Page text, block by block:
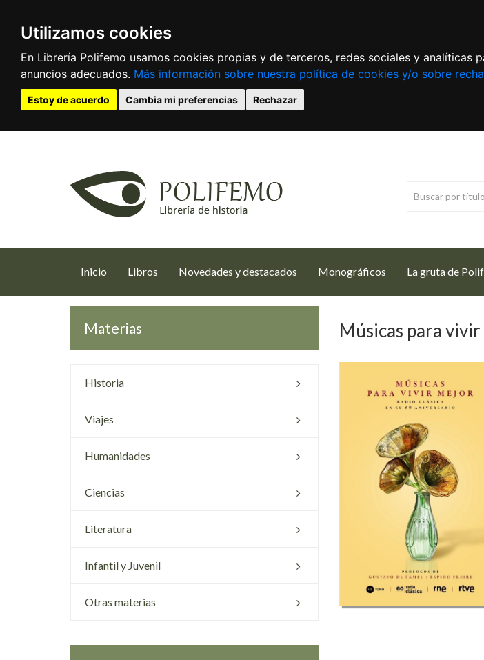
Utilizamos cookies
En Librería Polifemo usamos cookies propias y de terceros, redes sociales y
anuncios adecuados. Más información sobre nuestra política de cookies y/o sobre
Estoy de acuerdo Cambia mi preferencias Rechazar
Inicio (current)
Libros Novedades y destacados Monográficos La gruta de
Materias
Historia
Viajes
Humanidades
Ciencias
Literatura
Infantil y Juvenil
Otras materias
Músicas para